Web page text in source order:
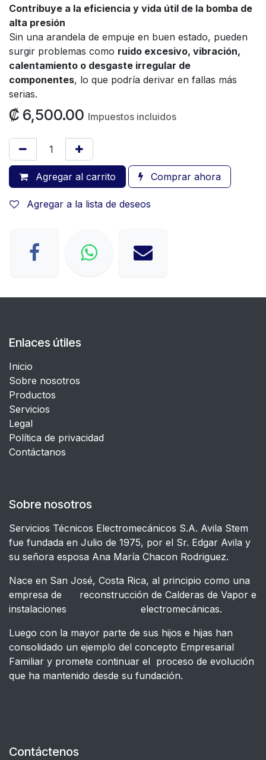
Contribuye a la eficiencia y vida útil de la bomba de
alta presión
Sin una arandela de empuje en buen estado, pueden
surgir problemas como ruido excesivo, vibración,
calentamiento o desgaste irregular de
componentes, lo que podría derivar en fallas más
serias.
₡ 6,500.00 Impuestos incluidos
Agregar al carrito Comprar ahora
Agregar a la lista de deseos
Enlaces útiles
Inicio
Sobre nosotros
Productos
Servicios
Legal
​Política de privacidad
Contáctanos
Sobre nosotros
Servicios Técnicos Electromecánicos S.A. Avila Stem
fue fundada en Julio de 1975, por el Sr. Edgar Avila y
su señora esposa Ana María Chacon Rodriguez.
Nace en San José, Costa Rica, al principio como una
empresa de reconstrucción de Calderas de Vapor e
instalaciones electromecánicas.
Luego con la mayor parte de sus hijos e hijas han
consolidado un ejemplo del concepto Empresarial
Familiar y promete continuar el proceso de evolución
que ha mantenido desde su fundación.
Contáctenos